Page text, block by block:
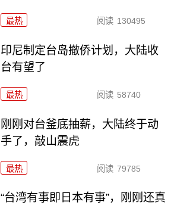
最热 阅读 130495
印尼制定台岛撤侨计划，​大陆收
台有望了
最热 阅读 58740
刚刚对台釜底抽薪，大陆终于动
手了，敲山震虎
最热 阅读 79785
“台湾有事即日本有事”，刚刚还真